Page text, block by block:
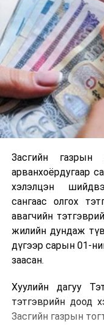
Засгийн
арванхоёрдугаар
хэлэлцэн
сангаас олгох
авагчийн
жилийн дундаж
дүгээр сарын 01-
заасан.
Хуулийн дагуу
тэтгэврийн доод
Засгийн газрын